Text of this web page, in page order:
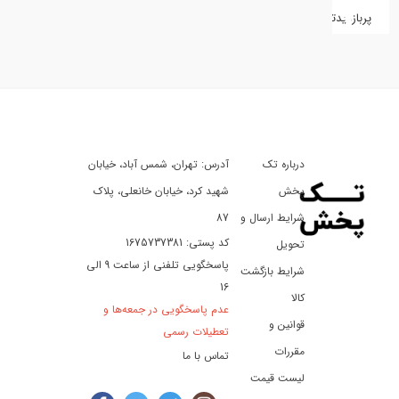
کفش
سفر
تفریح
پربازدیدترین
درباره تک
پخش
شرایط ارسال و
تحویل
شرایط بازگشت
کالا
قوانین و
مقررات
لیست قیمت
آدرس: تهران، شمس آباد، خیابان
شهید کرد، خیابان خانعلی، پلاک
87
کد پستی: 1675737381
پاسخگویی تلفنی از ساعت 9 الی
16
عدم پاسخگویی در جمعه‌ها و
تعطیلات رسمی
تماس با ما